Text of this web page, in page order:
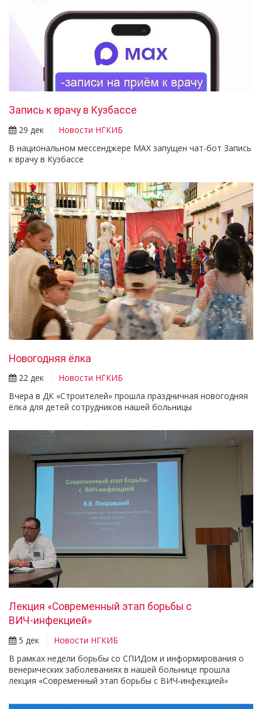
Запись к врачу в Кузбассе
29 дек
Новости НГКИБ
В национальном мессенджере MAX запущен чат-бот Запись
к врачу в Кузбассе
Новогодняя ёлка
22 дек
Новости НГКИБ
Вчера в ДК «Строителей» прошла праздничная новогодняя
ёлка для детей сотрудников нашей больницы
Лекция «Современный этап борьбы с
ВИЧ‑инфекцией»
5 дек
Новости НГКИБ
В рамках недели борьбы со СПИДом и информирования о
венерических заболеваниях в нашей больнице прошла
лекция «Современный этап борьбы с ВИЧ‑инфекцией»